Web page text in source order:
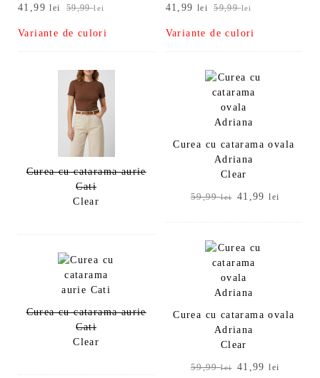
59,99lei
Prețul
a
fost:
41,99lei
Prețul
este:
41,99 lei.
Variante de culori
Curea cu catarama aurie
Cati
Clear
Curea cu catarama aurie
Cati
Clear
59,99lei
Prețul
a
fost:
41,99 lei
Prețul
este:
41,99 lei.
Variante de culori
Curea cu catarama ovala
Adriana
Clear
59,99lei
Prețul
a
41,99lei
este:
Curea cu catarama ovala
Adriana
Clear
59,99lei
Prețul
41,99lei